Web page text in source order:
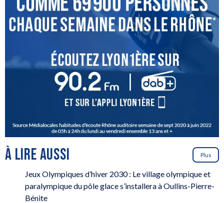
À LIRE AUSSI Plus
Jeux Olympiques d’hiver 2030 : Le village olympique et
paralympique du pôle glace s’installera à Oullins-Pierre-
Bénite